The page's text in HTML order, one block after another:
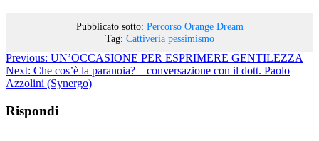
Pubblicato sotto: Percorso Orange Dream
Tag: Cattiveria pessimismo
Previous: UN’OCCASIONE PER ESPRIMERE GENTILEZZA
Next: Che cos’è la paranoia? – conversazione con il dott. Paolo
Azzolini (Synergo)
Rispondi